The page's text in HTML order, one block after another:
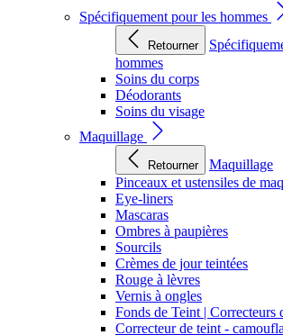
Spécifiquement pour les hommes
Retourner
hommes
Soins du corps
Déodorants
Soins du visage
Maquillage
Retourner
Maquillage
Pinceaux et ustensiles de
Eye-liners
Mascaras
Ombres à paupières
Sourcils
Crèmes de jour teintées
Rouge à lèvres
Vernis à ongles
Fonds de Teint | Correcteurs
Correcteur de teint -